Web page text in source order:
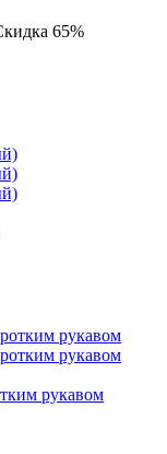
65%
рукавом